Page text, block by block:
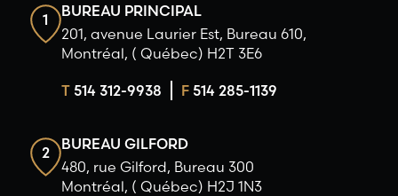
1
BUREAU PRINCIPAL
201, avenue Laurier Est, Bureau 610,
Montréal, ( Québec) H2T 3E6
T514 312-9938 F514 285-1139
2
BUREAU GILFORD
480, rue Gilford, Bureau 300
Montréal, ( Québec) H2J 1N3